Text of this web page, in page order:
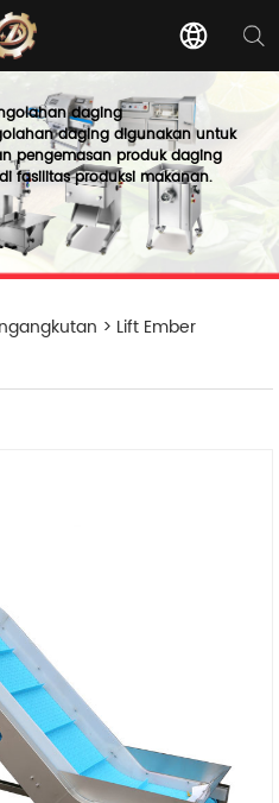
daging
daging digunakan untuk
pengemasan produk daging
fasilitas produksi makanan.
> Lift Ember